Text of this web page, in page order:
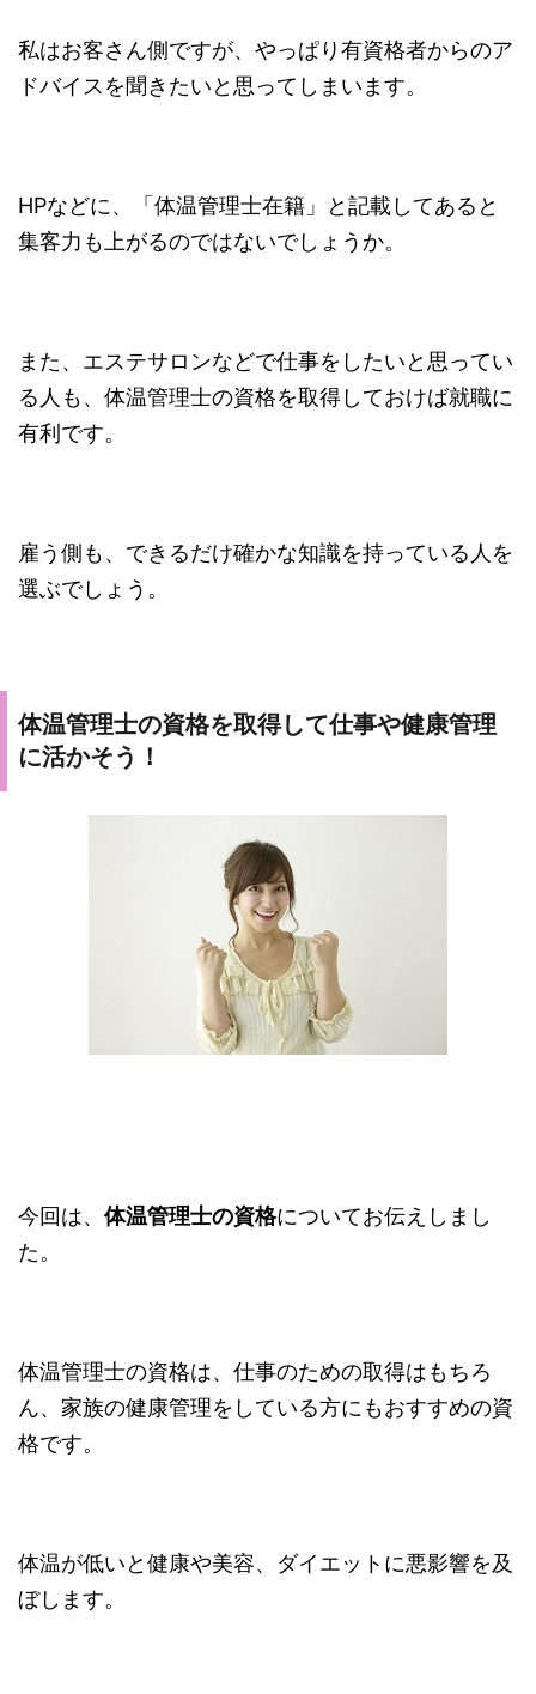
私はお客さん側ですが、やっぱり有資格者からのア
ドバイスを聞きたいと思ってしまいます。
HPなどに、「体温管理士在籍」と記載してあると
集客力も上がるのではないでしょうか。
また、エステサロンなどで仕事をしたいと思ってい
る人も、体温管理士の資格を取得しておけば就職に
有利です。
雇う側も、できるだけ確かな知識を持っている人を
選ぶでしょう。
体温管理士の資格を取得して仕事や健康管理
に活かそう！
今回は、 体温管理士の資格についてお伝えしまし
た。
体温管理士の資格は、仕事のための取得はもちろ
ん、家族の健康管理をしている方にもおすすめの資
格です。
体温が低いと健康や美容、ダイエットに悪影響を及
ぼします。